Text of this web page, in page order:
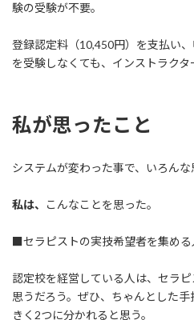
験の受験が不要。
登録認定料（10,450円）を支払い
を受験しなくても、インストラクタ
私が思ったこと
システムが変わった事で、いろんな
私は、 こんなことを思った。
■セラピストの実技希望者を集める
認定校を経営している人は、セラ
思うだろう。ぜひ、ちゃんとした
きく2つに分かれると思う。